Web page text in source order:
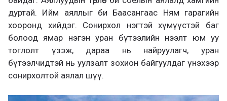
дуртай. Ийм аяллыг би Баасангаас Ням гарагийн
хооронд хийдэг. Сонирхол нэгтэй хүмүүстэй баг
болоод ямар нэгэн уран бүтээлийн нээлт юм уу
тоглолт үзэж, дараа нь найруулагч, уран
бүтээлчидтэй нь уулзалт зохион байгуулдаг үнэхээр
сонирхолтой аялал шүү.